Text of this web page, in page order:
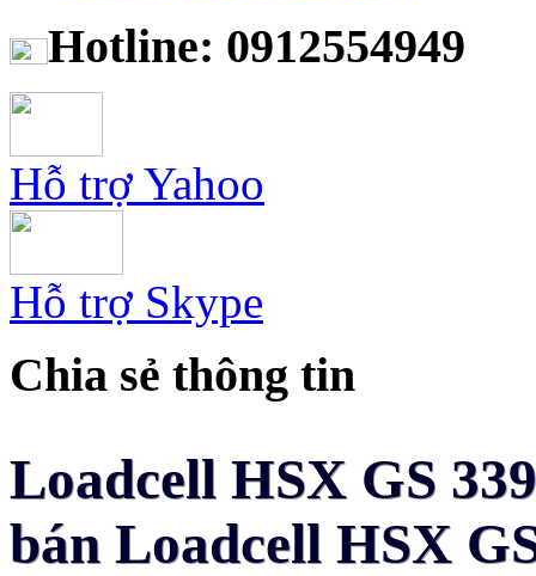
Hotline: 0912554949
Hỗ trợ Yahoo
Hỗ trợ Skype
Chia sẻ thông tin
Loadcell HSX GS
bán Loadcell HSX